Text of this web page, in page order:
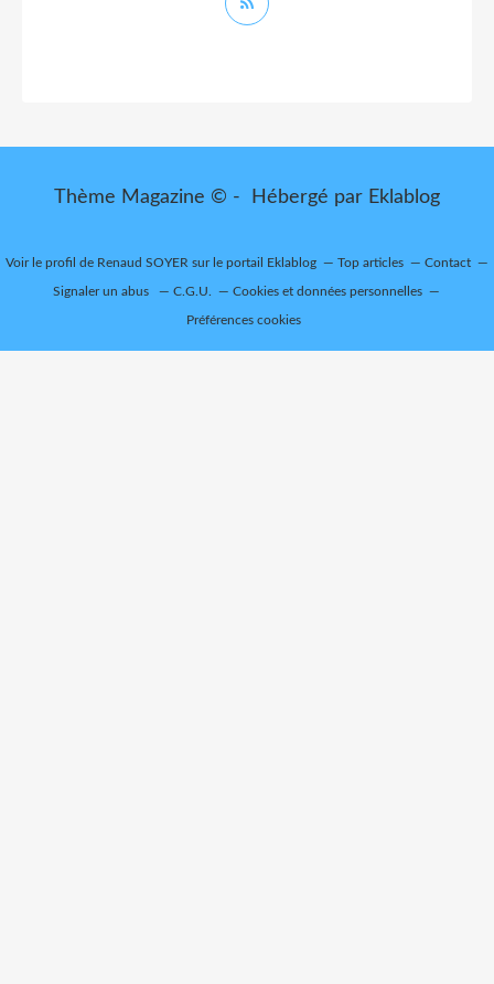
Thème Magazine © - Hébergé par Eklablog
Voir le profil de Renaud SOYER sur le portail Eklablog Top articles Contact
Signaler un abus C.G.U. Cookies et données personnelles
Préférences cookies